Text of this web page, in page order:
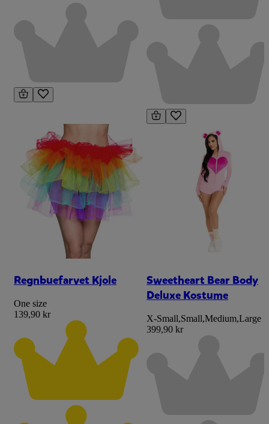
Regnbuefarvet Kjole
One size
139,90 kr
Sweetheart Bear Body
Deluxe Kostume
X-Small,Small,Medium,Large
399,90 kr